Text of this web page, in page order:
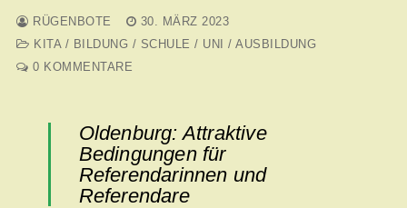
RÜGENBOTE
30. MÄRZ 2023
KITA / BILDUNG / SCHULE / UNI / AUSBILDUNG
0 KOMMENTARE
Oldenburg: Attraktive
Bedingungen für
Referendarinnen und
Referendare